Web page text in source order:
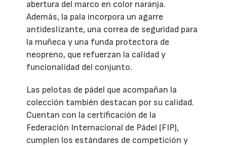
abertura del marco en color naranja.
Además, la pala incorpora un agarre
antideslizante, una correa de seguridad para
la muñeca y una funda protectora de
neopreno, que refuerzan la calidad y
funcionalidad del conjunto.
Las pelotas de pádel que acompañan la
colección también destacan por su calidad.
Cuentan con la certificación de la
Federación Internacional de Pádel (FIP),
cumplen los estándares de competición y